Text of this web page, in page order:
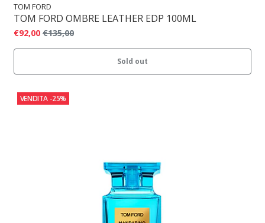
TOM FORD
TOM FORD OMBRE LEATHER EDP 100ML
€92,00 €135,00
Sold out
VENDITA -25%